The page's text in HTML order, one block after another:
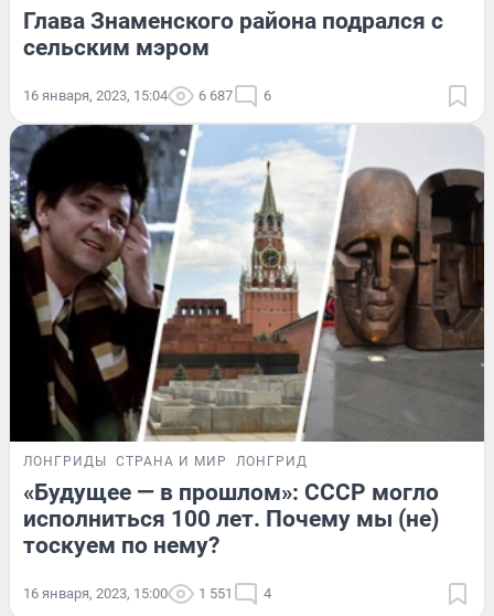
Глава Знаменского района подрался с
сельским мэром
16 января, 2023, 15:04 6 687 6
ЛОНГРИДЫ СТРАНА И МИР ЛОНГРИД
«Будущее — в прошлом»: СССР могло
исполниться 100 лет. Почему мы (не)
тоскуем по нему?
16 января, 2023, 15:00 1 551 4